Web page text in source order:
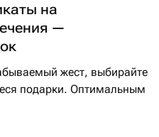
на
—
жест, выбирайте
подарки. Оптимальным
впечатление в подарок —